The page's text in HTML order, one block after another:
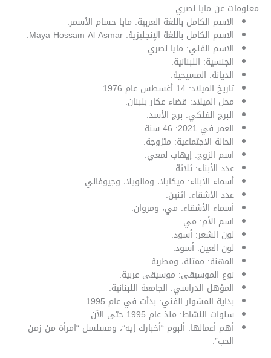
معلومات عن مايا نصري
الاسم الكامل باللغة العربية: مايا حسام الأسمر.
الاسم الكامل باللغة الإنجليزية: Maya Hossam Al Asmar.
الاسم الفني: مايا نصري.
الجنسية: اللبنانية.
الديانة: المسيحية.
تاريخ الميلاد: 14 أغسطس عام 1976.
محل الميلاد: قضاء عكار بلبنان.
البرج الفلكي: برج الأسد.
العمر في 2021: 46 سنة.
الحالة الاجتماعية: متزوجة.
اسم الزوج: إيهاب لمعي.
عدد الأبناء: ثلاثة.
أسماء الأبناء: ميكايلا، ومانويلا، وجيوفاني.
عدد الأشقاء: اثنين.
أسماء الأشقاء: مي، ومروان.
اسم الأم: مي.
لون الشعر: أسود.
لون العين: أسود.
المهنة: ممثلة، ومطربة.
نوع الموسيقى: موسيقى عربية.
المؤهل الدراسي: الجامعة اللبنانية.
بداية المشوار الفني: بدأت في عام 1995.
سنوات النشاط: منذ عام 1995 حتى الآن.
أهم أعمالها: ألبوم “أخبارك إيه”، ومسلسل “امرأة من زمن
الحب”.